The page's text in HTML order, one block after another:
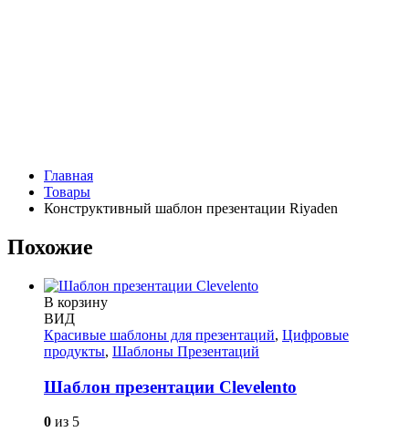
Главная
Товары
Конструктивный шаблон презентации Riyaden
Похожие
В корзину
ВИД
Красивые шаблоны для презентаций, Цифровые
продукты, Шаблоны Презентаций
Шаблон презентации Clevelento
0 из 5